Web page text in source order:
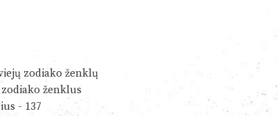
zodiako ženklų
ženklus
- 137